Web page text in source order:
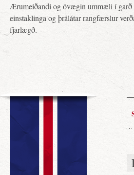
Ærumeiðandi og óvægin ummæli í garð
einstaklinga og þrálátar rangfærslur
fjarlægð.